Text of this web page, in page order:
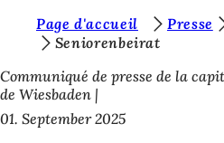
Inhalt anspringen
e
b
Page d'accueil Presse
Seniorenbeirat
Communiqué de presse de la
de Wiesbaden
01. September 2025